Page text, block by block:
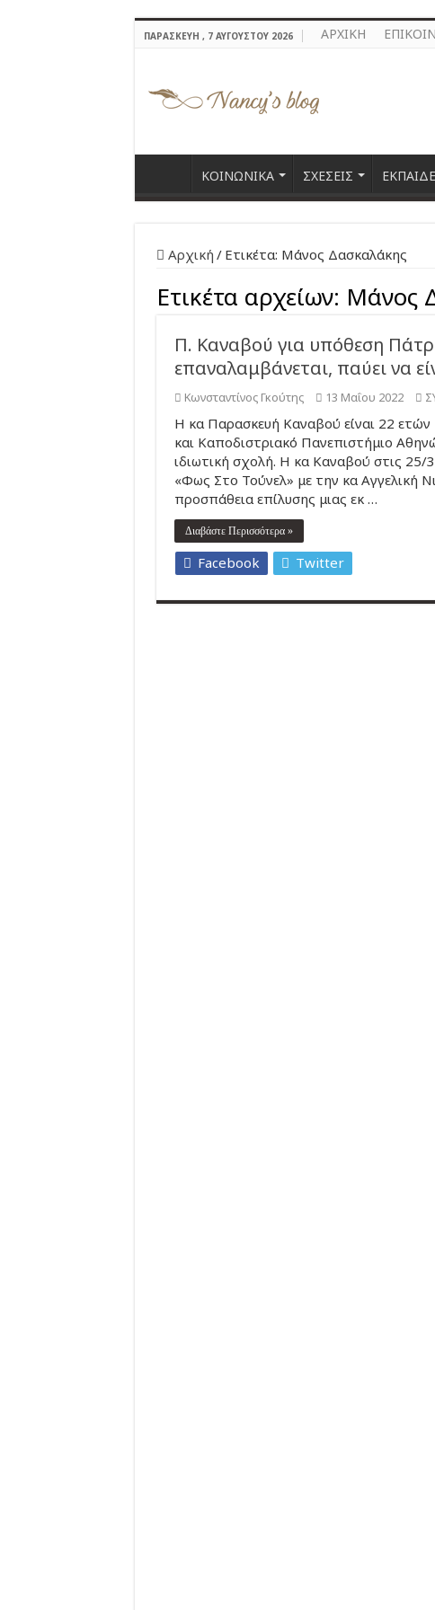
ΠΑΡΑΣΚΕΥΉ , 7 ΑΥΓΟΎΣΤΟΥ 2026 ΑΡΧΙΚΗ
ΚΟΙΝΩΝΙΚΑ ΣΧΕΣΕΙΣ
Αρχική / Ετικέτα: Μάνος Δασκαλάκης
Ετικέτα αρχείων: Μάνος
Π. Καναβού για υπόθεση
επαναλαμβάνεται, παύει να
Κωνσταντίνος Γκούτης 13 Μαΐου 2022
Η κα Παρασκευή Καναβού είναι 22 ετών
και Καποδιστριακό Πανεπιστήμιο
ιδιωτική σχολή. Η κα Καναβού στις
«Φως Στο Τούνελ» με την κα Αγγελική
προσπάθεια επίλυσης μιας εκ …
Διαβάστε Περισσότερα »
Facebook Twitter